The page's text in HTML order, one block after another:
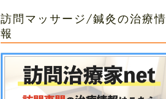
訪問マッサージ/鍼灸の治療情
報